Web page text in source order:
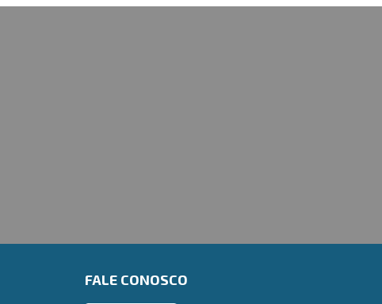
FALE CONOSCO